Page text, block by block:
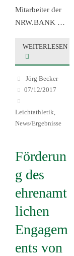
Mitarbeiter der
NRW.BANK …
WEITERLESEN
Jörg Becker
07/12/2017
Leichtathletik,
News/Ergebnisse
Förderun
g des
ehrenamt
lichen
Engagem
ents von